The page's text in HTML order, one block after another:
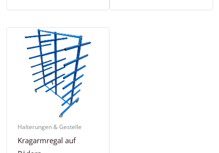
Halterungen & Gestelle
Kragarmregal auf